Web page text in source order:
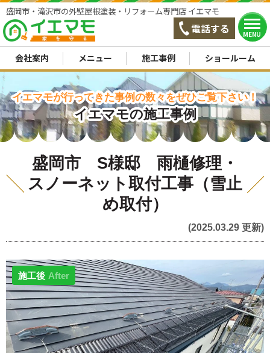
電話する MENU
盛岡市・滝沢市の外壁屋根塗装・リフォーム専門店 イエマモ
会社案内 メニュー 施工事例 ショールーム
イエマモが行ってきた事例の数々をぜひご覧下さい！
イエマモの施工事例
盛岡市 S様邸 雨樋修理・
スノーネット取付工事（雪止
め取付）
(2025.03.29 更新)
施工後 After